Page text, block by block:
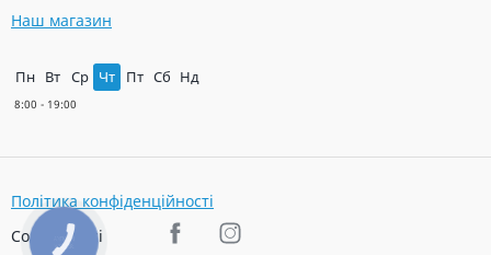
Наш магазин
Пн Вт Ср Чт Пт Сб Нд
Політика конфіденційності
Соц. мережі
КНОПКА
ЗВ'ЯЗКУ